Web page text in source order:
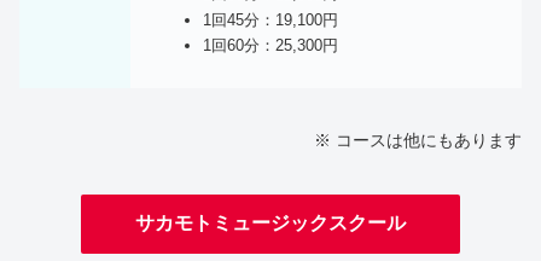
1回45分：19,100円
1回60分：25,300円
※ コースは他にもあります
サカモトミュージックスクール